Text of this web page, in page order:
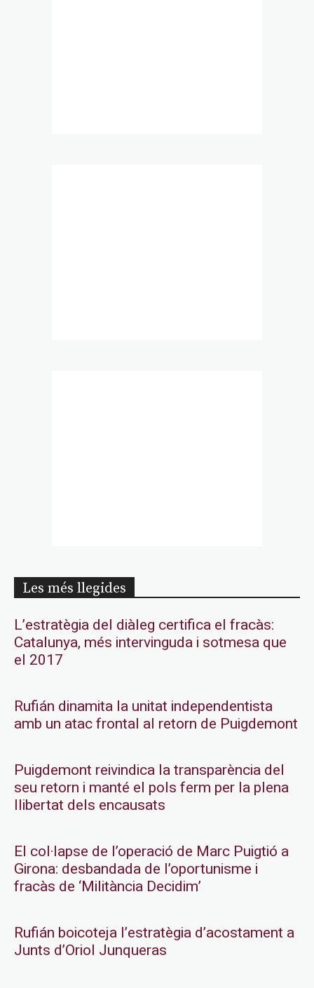
Les més llegides
L’estratègia del diàleg certifica el fracàs:
Catalunya, més intervinguda i sotmesa que
el 2017
Rufián dinamita la unitat independentista
amb un atac frontal al retorn de Puigdemont
Puigdemont reivindica la transparència del
seu retorn i manté el pols ferm per la plena
llibertat dels encausats
El col·lapse de l’operació de Marc Puigtió a
Girona: desbandada de l’oportunisme i
fracàs de ‘Militància Decidim’
Rufián boicoteja l’estratègia d’acostament a
Junts d’Oriol Junqueras